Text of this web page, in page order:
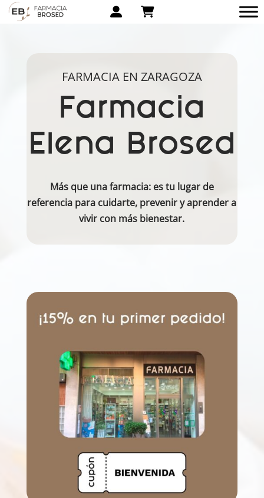
FARMACIA EN ZARAGOZA
Farmacia
Elena Brosed
Más que una farmacia: es tu lugar de
referencia para cuidarte, prevenir y aprender a
vivir con más bienestar.